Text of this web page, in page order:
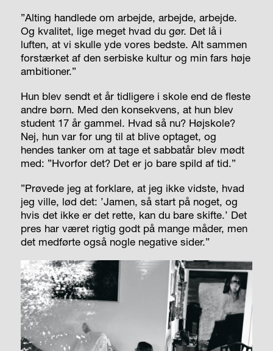
”Alting handlede om arbejde, arbejde, arbejde.
Og kvalitet, lige meget hvad du gør. Det lå i
luften, at vi skulle yde vores bedste. Alt sammen
forstærket af den serbiske kultur og min fars høje
ambitioner.”
Hun blev sendt et år tidligere i skole end de fleste
andre børn. Med den konsekvens, at hun blev
student 17 år gammel. Hvad så nu? Højskole?
Nej, hun var for ung til at blive optaget, og
hendes tanker om at tage et sabbatår blev mødt
med: ”Hvorfor det? Det er jo bare spild af tid.”
”Prøvede jeg at forklare, at jeg ikke vidste, hvad
jeg ville, lød det: ’Jamen, så start på noget, og
hvis det ikke er det rette, kan du bare skifte.’ Det
pres har været rigtig godt på mange måder, men
det medførte også nogle negative sider.”